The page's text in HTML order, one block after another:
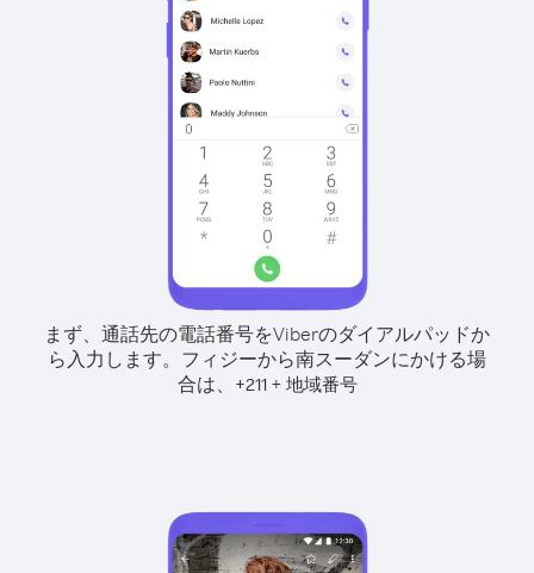
まず、通話先の電話番号をViberのダイアルパッドか
ら入力します。 フィジーから南スーダンにかける場
合は、
+211+ 地域番号